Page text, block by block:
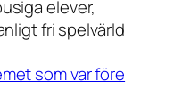
elever,
fri spelvärld
som var före